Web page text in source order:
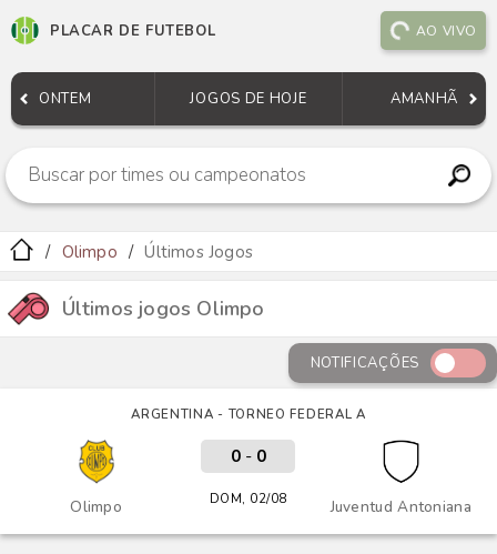
PLACAR DE FUTEBOL AO VIVO
ONTEM JOGOS DE HOJE AMANHÃ
Olimpo Últimos Jogos
Últimos jogos Olimpo
NOTIFICAÇÕES
ARGENTINA - TORNEO FEDERAL A
Olimpo Juventud Antoniana
0- 0
DOM, 02/08